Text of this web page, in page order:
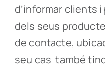
d’informar clients
dels seus
de contacte,
seu cas, també